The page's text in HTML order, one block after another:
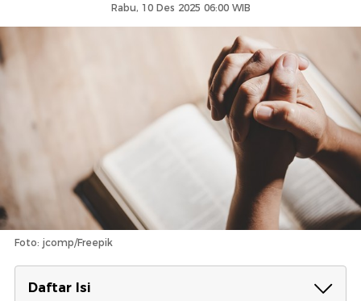
Rabu, 10 Des 2025 06:00 WIB
Foto: jcomp/Freepik
Daftar Isi